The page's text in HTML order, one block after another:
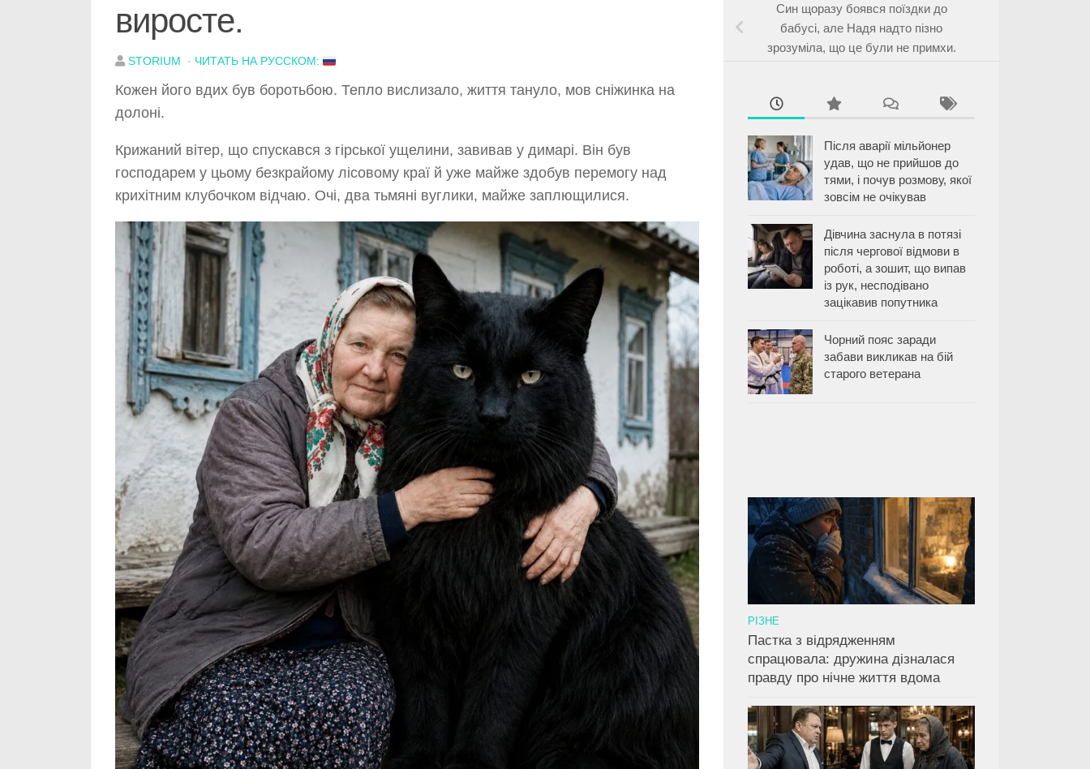
виросте.
STORIUM · ЧИТАТЬ НА РУССКОМ:
Кожен його вдих був боротьбою. Тепло вислизало, життя тануло, мов сніжинка на
долоні.
Крижаний вітер, що спускався з гірської ущелини, завивав у димарі. Він був
господарем у цьому безкрайому лісовому краї й уже майже здобув перемогу над
крихітним клубочком відчаю. Очі, два тьмяні вуглики, майже заплющилися.
Син щоразу боявся поїздки до
бабусі, але Надя надто пізно
зрозуміла, що це були не примхи.
Після аварії мільйонер
удав, що не прийшов до
тями, і почув розмову, якої
зовсім не очікував
Дівчина заснула в потязі
після чергової відмови в
роботі, а зошит, що випав
із рук, несподівано
зацікавив попутника
Чорний пояс заради
забави викликав на бій
старого ветерана
РІЗНЕ
Пастка з відрядженням
спрацювала: дружина дізналася
правду про нічне життя вдома